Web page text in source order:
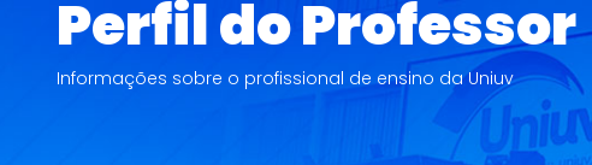
Perfil do Professor
Informações sobre o profissional de ensino da Uniuv